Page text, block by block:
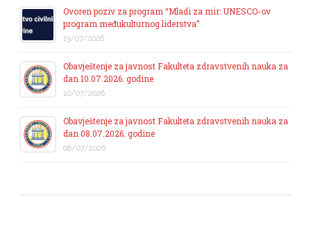
Ovoren poziv za program “Mladi za mir: UNESCO-ov
program međukulturnog liderstva”
13/07/2026
Obavještenje za javnost Fakulteta zdravstvenih nauka za
dan 10.07.2026. godine
10/07/2026
Obavještenje za javnost Fakulteta zdravstvenih nauka za
dan 08.07.2026. godine
08/07/2026